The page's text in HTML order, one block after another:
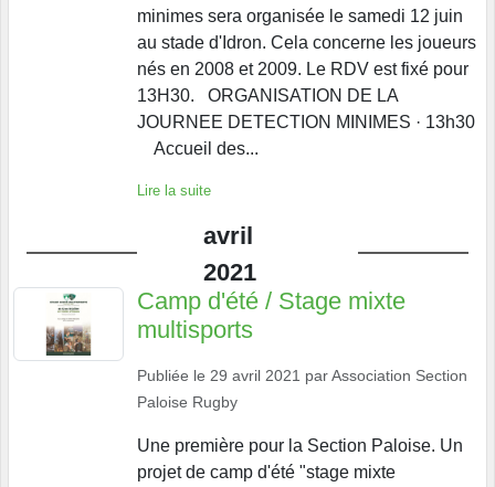
minimes sera organisée le samedi 12 juin
au stade d'Idron. Cela concerne les joueurs
nés en 2008 et 2009. Le RDV est fixé pour
13H30. ORGANISATION DE LA
JOURNEE DETECTION MINIMES · 13h30
Accueil des...
Lire la suite
avril
2021
Camp d'été / Stage mixte
multisports
Publiée le 29 avril 2021 parAssociation Section
Paloise Rugby
Une première pour la Section Paloise. Un
projet de camp d'été "stage mixte